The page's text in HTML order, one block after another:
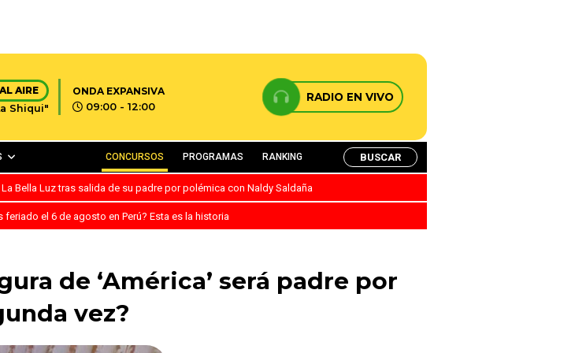
AL AIRE
Shiqui"
ONDA EXPANSIVA
09:00 - 12:00
RADIO EN VIVO
CONCURSOS PROGRAMAS RANKING BUSCAR
Bella Luz tras salida de su padre por polémica con Naldy Saldaña
feriado el 6 de agosto en Perú? Esta es la historia
de ‘América’ será padre por
vez?